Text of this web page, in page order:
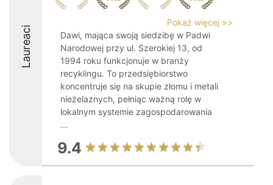
Laureaci
Pokaż więcej >>
Dawi, mająca swoją siedzibę w Padwi
Narodowej przy ul. Szerokiej 13, od
1994 roku funkcjonuje w branży
recyklingu. To przedsiębiorstwo
koncentruje się na skupie złomu i metali
nieżelaznych, pełniąc ważną rolę w
lokalnym systemie zagospodarowania
...
9.4